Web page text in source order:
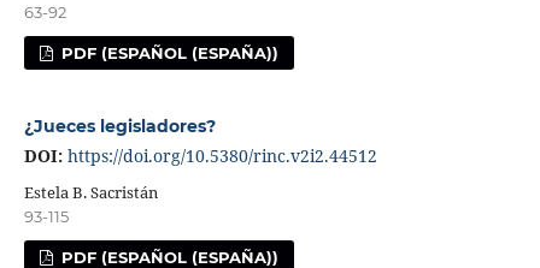
63-92
PDF (ESPAÑOL (ESPAÑA))
¿Jueces legisladores?
DOI: https://doi.org/10.5380/rinc.v2i2.44512
Estela B. Sacristán
93-115
PDF (ESPAÑOL (ESPAÑA))